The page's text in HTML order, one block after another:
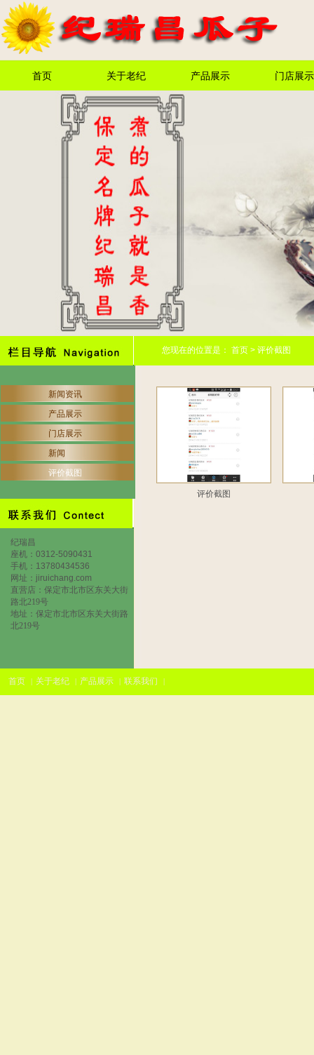
首页 关于老纪 产品展示 门店展示
新闻资讯
产品展示
门店展示
新闻
评价截图
纪瑞昌
座机：0312-5090431
手机：13780434536
网址：jiruichang.com
直营店：保定市北市区东关大街
路北219号
地址：保定市北市区东关大街路
北219号
您现在的位置是： 首页 > 评价截图
评价截图
首页 | 关于老纪 | 产品展示 | 联系我们 |